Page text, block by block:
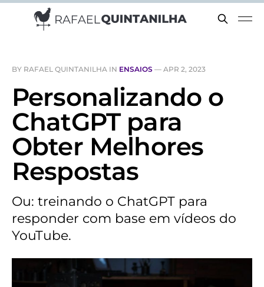
BY RAFAEL QUINTANILHA IN ENSAIOS — APR 2, 2023
Personalizando o
ChatGPT para
Obter Melhores
Respostas
Ou: treinando o ChatGPT para
responder com base em vídeos do
YouTube.